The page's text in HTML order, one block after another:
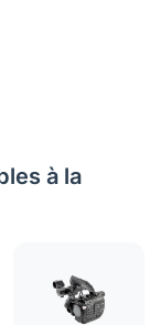
à la